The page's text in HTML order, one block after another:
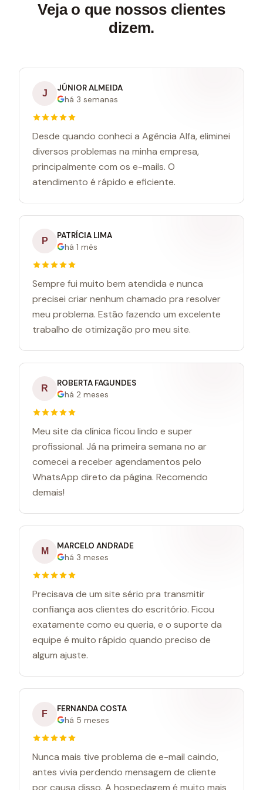
Veja o que nossos clientes
dizem.
J
JÚNIOR ALMEIDA
há 3 semanas
Desde quando conheci a Agência Alfa, eliminei
diversos problemas na minha empresa,
principalmente com os e-mails. O
atendimento é rápido e eficiente.
P
PATRÍCIA LIMA
há 1 mês
Sempre fui muito bem atendida e nunca
precisei criar nenhum chamado pra resolver
meu problema. Estão fazendo um excelente
trabalho de otimização pro meu site.
R
ROBERTA FAGUNDES
há 2 meses
Meu site da clínica ficou lindo e super
profissional. Já na primeira semana no ar
comecei a receber agendamentos pelo
WhatsApp direto da página. Recomendo
demais!
M
MARCELO ANDRADE
há 3 meses
Precisava de um site sério pra transmitir
confiança aos clientes do escritório. Ficou
exatamente como eu queria, e o suporte da
equipe é muito rápido quando preciso de
algum ajuste.
F
FERNANDA COSTA
há 5 meses
Nunca mais tive problema de e-mail caindo,
antes vivia perdendo mensagem de cliente